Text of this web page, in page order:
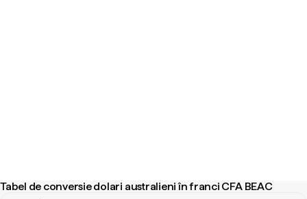
Tabel de conversie dolari australieni în franci CFA BEAC